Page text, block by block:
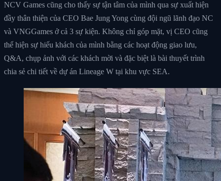
NCV Games cũng cho thấy sự tận tâm của mình qua sự xuất hiện
đầy thân thiện của CEO Bae Jung Yong cùng đội ngũ lãnh đạo NC
và VNGGames ở cả 3 sự kiện. Không chỉ góp mặt, vị CEO cũng
thể hiện sự hiếu khách của mình bằng các hoạt động giao lưu,
Q&A, chụp ảnh với các khách mời và đặc biệt là bài thuyết trình
chia sẻ chi tiết về dự án Lineage W tại khu vực SEA.